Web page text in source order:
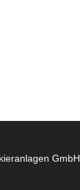
GmbH